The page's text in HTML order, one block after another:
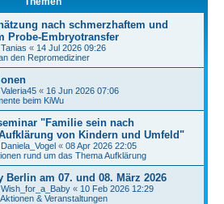
nach schmerzhaftem und
Probe-Embryotransfer
Tanias « 14 Jul 2026 09:26
den Repromediziner
Valeria45 « 16 Jun 2026 07:06
beim KiWu
"Familie sein nach
von Kindern und Umfeld"
Daniela_Vogel « 08 Apr 2026 22:05
rund um das Thema Aufklärung
Berlin am 07. und 08. März 2026
Wish_for_a_Baby « 10 Feb 2026 12:29
& Veranstaltungen